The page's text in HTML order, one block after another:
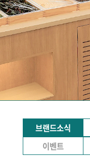
브랜드소식
이벤트